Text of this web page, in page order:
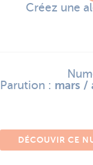
Créez une
Parution : mars /
DÉCOUVIR CE